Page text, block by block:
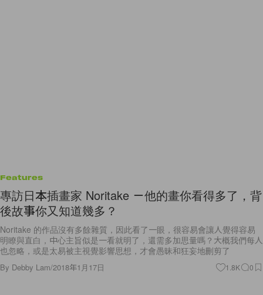
Features
專訪日本插畫家 Noritake －他的畫你看得多了，背
後故事你又知道幾多？
Noritake 的作品沒有多餘雜質，因此看了一眼，很容易會讓人覺得容易
明瞭與直白，中心主旨似是一看就明了，還需多加思量嗎？大概我們每人
也忽略，或是太易被主視覺影響思想，才會愚昧和狂妄地刪剪了
By Debby Lam/2018年1月17日 1.8K 0